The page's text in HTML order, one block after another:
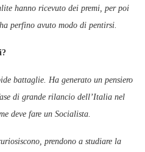
hanno ricevuto dei premi, per poi
perfino avuto modo di pentirsi.
battaglie. Ha generato un pensiero
di grande rilancio dell’Italia nel
deve fare un Socialista.
prendono a studiare la